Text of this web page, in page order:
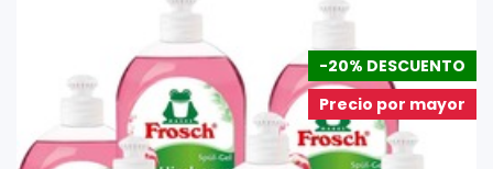
-20% DESCUENTO
Precio por mayor